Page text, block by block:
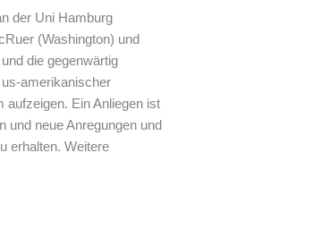
der Uni Hamburg
(Washington) und
die gegenwärtig
amerikanischer
aufzeigen. Ein Anliegen ist
und neue Anregungen und
erhalten. Weitere